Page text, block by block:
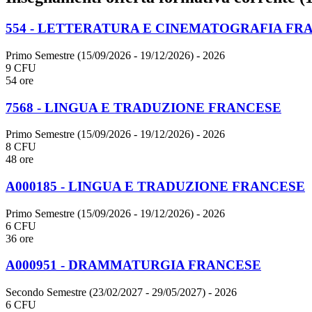
554 - LETTERATURA E CINEMATOGRAFIA
Primo Semestre (15/09/2026 - 19/12/2026) - 2026
9 CFU
54 ore
7568 - LINGUA E TRADUZIONE FRANCESE
Primo Semestre (15/09/2026 - 19/12/2026) - 2026
8 CFU
48 ore
A000185 - LINGUA E TRADUZIONE FRANCESE
Primo Semestre (15/09/2026 - 19/12/2026) - 2026
6 CFU
36 ore
A000951 - DRAMMATURGIA FRANCESE
Secondo Semestre (23/02/2027 - 29/05/2027) - 2026
6 CFU